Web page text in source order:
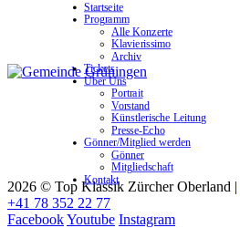
2026 © Top Klassik Zürcher Oberland |
+41 78 352 22 77
FacebookYoutube Instagram
Startseite
Programm
Alle Konzerte
Klavierissimo
Archiv
Tickets
Über Uns
Portrait
Vorstand
Künstlerische Leitung
Presse-Echo
Gönner/Mitglied werden
Gönner
Mitgliedschaft
Kontakt